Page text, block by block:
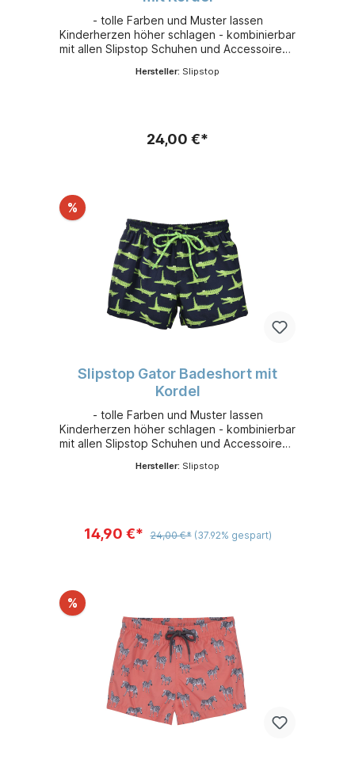
- tolle Farben und Muster lassen
Kinderherzen höher schlagen - kombinierbar
mit allen Slipstop Schuhen und Accessoires -
schnelltrocknendem 100 % Polyester -
Hersteller: Slipstop
24,00 €*
%
Slipstop Gator Badeshort mit
Kordel
- tolle Farben und Muster lassen
Kinderherzen höher schlagen - kombinierbar
mit allen Slipstop Schuhen und Accessoires -
schnelltrocknendem 100 % Polyester -
Hersteller: Slipstop
14,90 €* 24,00 €* (37.92% gespart)
%